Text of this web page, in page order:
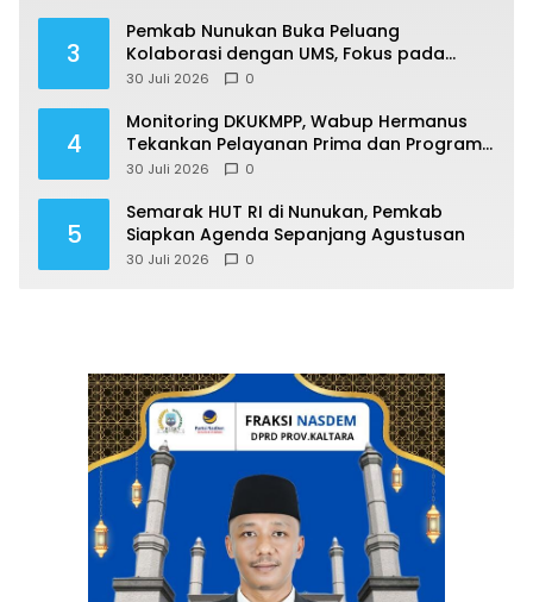
3
Pemkab Nunukan Buka Peluang
Kolaborasi dengan UMS, Fokus pada
Penguatan Kawasan Perbatasan
30 Juli 2026 0
4
Monitoring DKUKMPP, Wabup Hermanus
Tekankan Pelayanan Prima dan Program
Berdampak
30 Juli 2026 0
5
Semarak HUT RI di Nunukan, Pemkab
Siapkan Agenda Sepanjang Agustusan
30 Juli 2026 0